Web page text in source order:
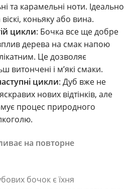
та карамельні ноти. Ідеально
коньяку або вина.
цикли: Бочка все ще добре
дерева на смак напою
Це дозволяє
витончені і м’які смаки.
цикли: Дуб вже не
нових відтінків, але
процес природного
на повторне
бочок є їхня